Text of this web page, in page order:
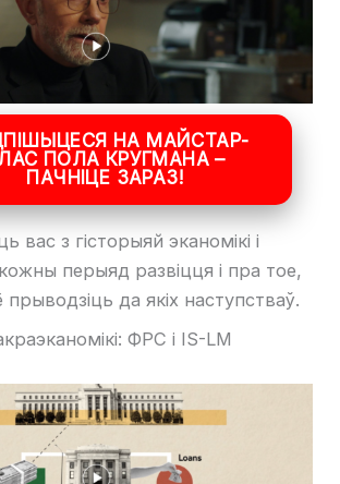
НА МАЙСТАР-
ПОЛА КРУГМАНА –
ПАЧНІЦЕ ЗАРАЗ!
вас з гісторыяй эканомікі і
перыяд развіцця і пра тое,
прыводзіць да якіх наступстваў.
ФРС і IS-LM